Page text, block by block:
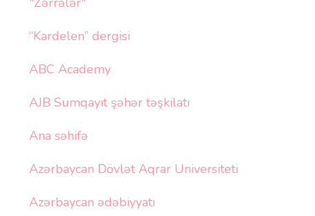
“Kardelen” dergisi
ABC Academy
AJB Sumqayıt şəhər təşkilatı
Ana səhifə
Azərbaycan Dövlət Aqrar Universiteti
Azərbaycan ədəbiyyatı